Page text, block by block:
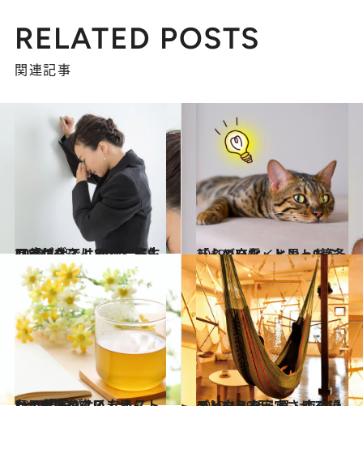
RELATED POSTS
関連記事
2019.3.25
40歳以上では80％に寄生 マツゲダニ！ あなたにもいるかも？
ライフスタイル 2019.1.24
しんどいな、と思ったら 「心の充電」ヒント9箇条
ライフスタイル
2018.12.10
いつも疲れていませんか？ 調子がよくなるストレスデトックス
ライフスタイル 2019.1.29
メンタルを安定させる12のヒント 朝・昼・夜の過ごし方
ライフスタイル